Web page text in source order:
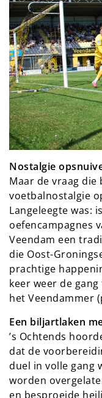
Nostalgie
Maar de vraag die
voetbalnostalgie
Langeleegte was:
oefencampagnes
Veendam een
die Oost-
prachtige
keer weer de
het Veendammer
Een biljartlaken
’s Ochtends
dat de
duel in volle gang
worden
en besproeide